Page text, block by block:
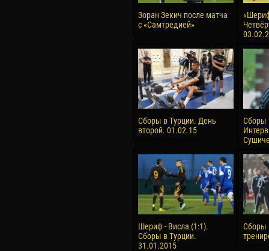
Зоран Зекич после матча
с «Самтредией»
Сборы в Турции. День
второй. 01.02.15
Сборы
Шериф - Висла (1:1).
Сборы в Турции.
31.01.2015
Сборы